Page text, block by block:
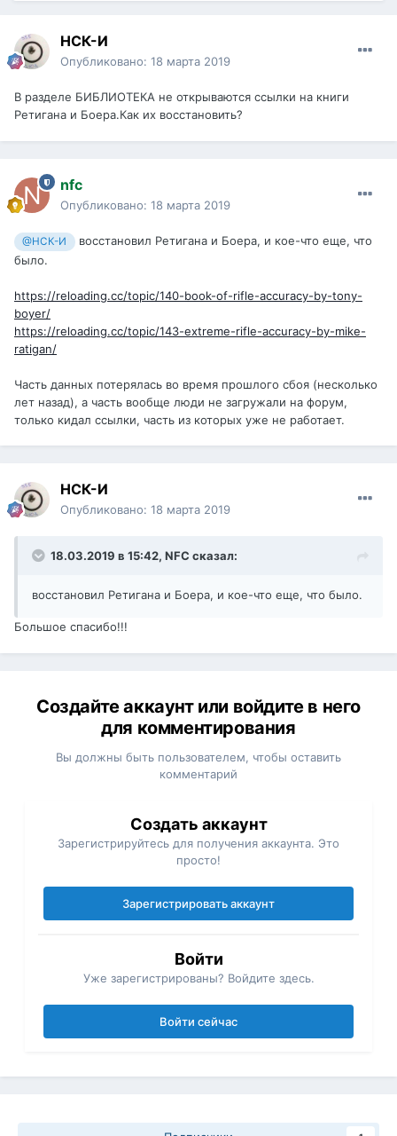
НСК-И
Опубликовано: 18 марта 2019
В разделе БИБЛИОТЕКА не открываются ссылки на книги
Ретигана и Боера.Как их восстановить?
nfc
Опубликовано: 18 марта 2019
@НСК-И
восстановил Ретигана и Боера, и кое-что еще, что
было.
https://reloading.cc/topic/140-book-of-rifle-accuracy-by-tony-
boyer/
https://reloading.cc/topic/143-extreme-rifle-accuracy-by-mike-
ratigan/
Часть данных потерялась во время прошлого сбоя (несколько
лет назад), а часть вообще люди не загружали на форум,
только кидал ссылки, часть из которых уже не работает.
НСК-И
Опубликовано: 18 марта 2019
18.03.2019 в 15:42, NFC сказал:
восстановил Ретигана и Боера, и кое-что еще, что было.
Большое спасибо!!!
Создайте аккаунт или войдите в него
для комментирования
Вы должны быть пользователем, чтобы оставить
комментарий
Создать аккаунт
Зарегистрируйтесь для получения аккаунта. Это
просто!
Зарегистрировать аккаунт
Войти
Уже зарегистрированы? Войдите здесь.
Войти сейчас